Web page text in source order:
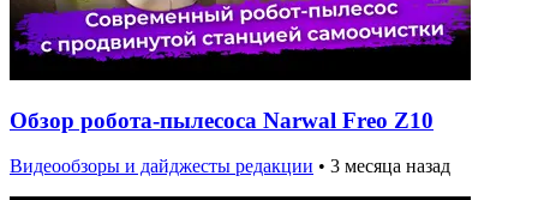
Обзор робота-пылесоса Narwal Freo Z10
Видеообзоры и дайджесты редакции • 3 месяца назад